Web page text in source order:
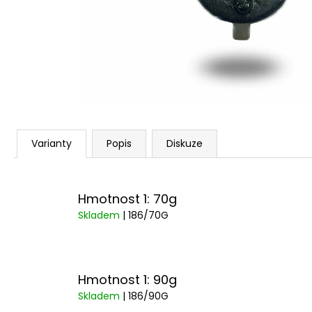
Varianty Popis Diskuze
Hmotnost 1: 70g
Skladem | 186/70G
Hmotnost 1: 90g
Skladem | 186/90G